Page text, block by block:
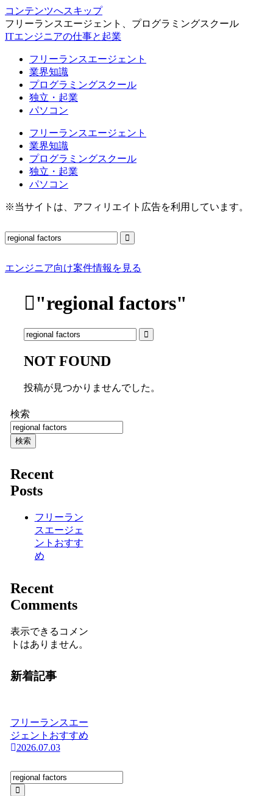
コンテンツへスキップ
フリーランスエージェント、プログラミングスクール
ITエンジニアの仕事と起業
フリーランスエージェント
業界知識
プログラミングスクール
独立・起業
パソコン
フリーランスエージェント
業界知識
プログラミングスクール
独立・起業
パソコン
※当サイトは、アフィリエイト広告を利用しています。
エンジニア向け案件情報を見る
"regional factors"
NOT FOUND
投稿が見つかりませんでした。
検索
検索
Recent
Posts
フリーラン
スエージェ
ントおすす
め
Recent
Comments
表示できるコメン
トはありません。
新着記事
フリーランスエー
ジェントおすすめ
2026.07.03